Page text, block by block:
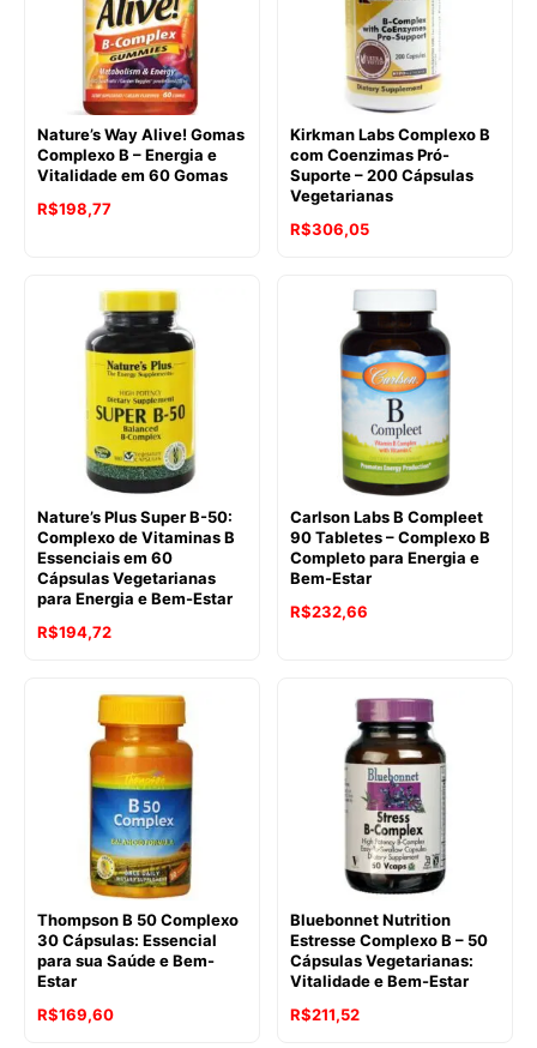
Nature’s Way Alive! Gomas
Complexo B – Energia e
Vitalidade em 60 Gomas
R$198,77
Kirkman Labs Complexo B
com Coenzimas Pró-
Suporte – 200 Cápsulas
Vegetarianas
R$306,05
Nature’s Plus Super B-50:
Complexo de Vitaminas B
Essenciais em 60
Cápsulas Vegetarianas
para Energia e Bem-Estar
R$194,72
Carlson Labs B Compleet
90 Tabletes – Complexo B
Completo para Energia e
Bem-Estar
R$232,66
Thompson B 50 Complexo
30 Cápsulas: Essencial
para sua Saúde e Bem-
Estar
R$169,60
Bluebonnet Nutrition
Estresse Complexo B – 50
Cápsulas Vegetarianas:
Vitalidade e Bem-Estar
R$211,52